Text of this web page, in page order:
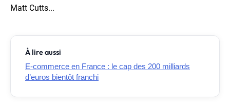
Matt Cutts...
À lire aussi
E-commerce en France : le cap des 200 milliards
d’euros bientôt franchi